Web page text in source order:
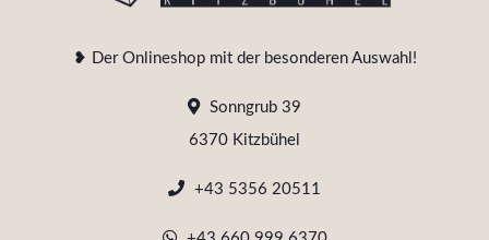
❥ Der Onlineshop mit der besonderen Auswahl!
Sonngrub 39
6370 Kitzbühel
+43 5356 20511